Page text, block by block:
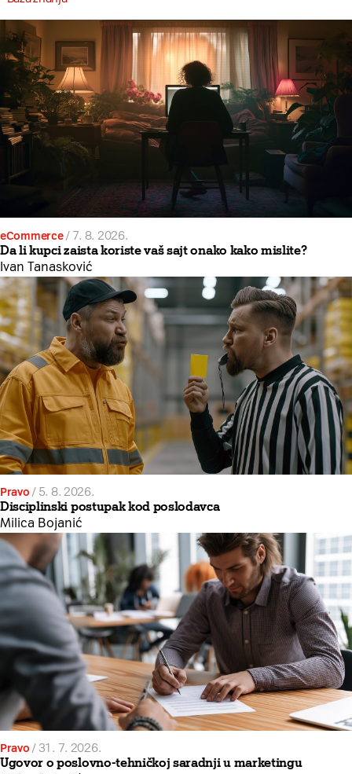
eCommerce/ 7. 8. 2026.
Da li kupci zaista koriste vaš sajt onako kako mislite?
Ivan Tanasković
Pravo / 5. 8. 2026.
Disciplinski postupak kod poslodavca
Milica Bojanić
Pravo / 31. 7. 2026.
Ugovor o poslovno-tehničkoj saradnji u marketingu